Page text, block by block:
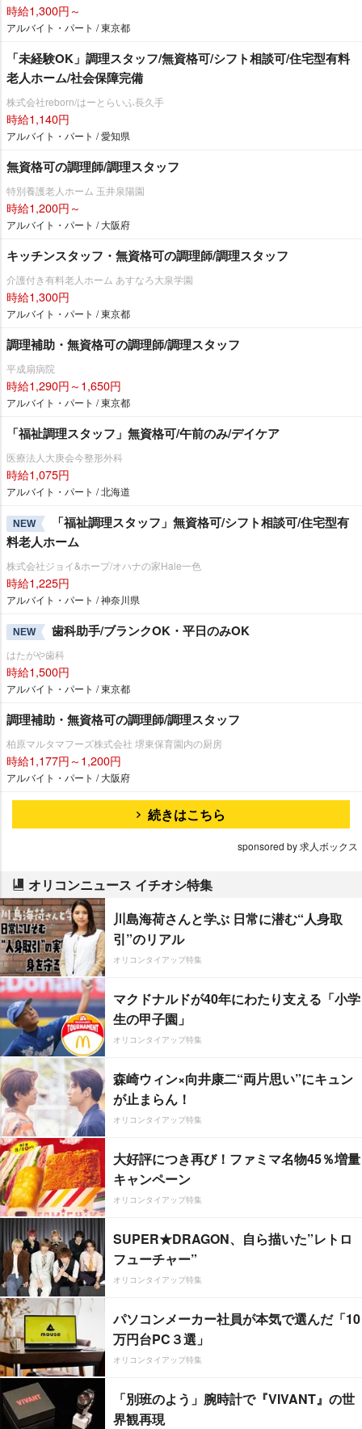
時給1,300円～
アルバイト・パート / 東京都
「未経験OK」調理スタッフ/無資格可/シフト相談可/住宅型有料
老人ホーム/社会保障完備
株式会社reborn/はーとらいふ長久手
時給1,140円
アルバイト・パート / 愛知県
無資格可の調理師/調理スタッフ
特別養護老人ホーム 玉井泉陽園
時給1,200円～
アルバイト・パート / 大阪府
キッチンスタッフ・無資格可の調理師/調理スタッフ
介護付き有料老人ホーム あすなろ大泉学園
時給1,300円
アルバイト・パート / 東京都
調理補助・無資格可の調理師/調理スタッフ
平成扇病院
時給1,290円～1,650円
アルバイト・パート / 東京都
「福祉調理スタッフ」無資格可/午前のみ/デイケア
医療法人大庚会今整形外科
時給1,075円
アルバイト・パート / 北海道
NEW
「福祉調理スタッフ」無資格可/シフト相談可/住宅型有
料老人ホーム
株式会社ジョイ&ホープ/オハナの家Hale一色
時給1,225円
アルバイト・パート / 神奈川県
NEW 歯科助手/ブランクOK・平日のみOK
はたがや歯科
時給1,500円
アルバイト・パート / 東京都
調理補助・無資格可の調理師/調理スタッフ
柏原マルタマフーズ株式会社 堺東保育園内の厨房
時給1,177円～1,200円
アルバイト・パート / 大阪府
続きはこちら
sponsored by 求人ボックス
オリコンニュース イチオシ特集
川島海荷さんと学ぶ 日常に潜む“人身取
引”のリアル
オリコンタイアップ特集
マクドナルドが40年にわたり支える「小学
生の甲子園」
オリコンタイアップ特集
森崎ウィン×向井康二“両片思い”にキュン
が止まらん！
オリコンタイアップ特集
大好評につき再び！ファミマ名物45％増量
キャンペーン
オリコンタイアップ特集
SUPER★DRAGON、自ら描いた”レトロ
フューチャー”
オリコンタイアップ特集
パソコンメーカー社員が本気で選んだ「10
万円台PC３選」
オリコンタイアップ特集
「別班のよう」腕時計で『VIVANT』の世
界観再現